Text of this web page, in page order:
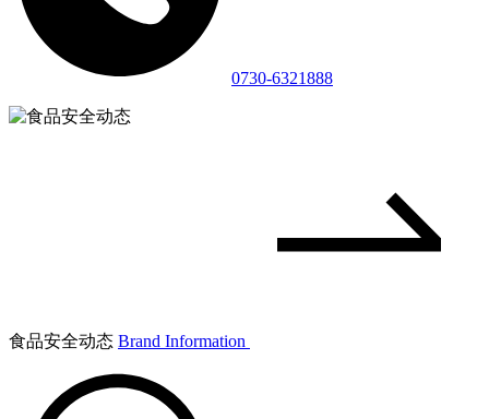
0730-6321888
食品安全动态 Brand Information